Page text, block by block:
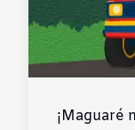
¡Maguaré